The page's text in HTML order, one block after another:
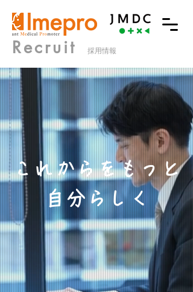
​Recruit ​採用情報
これからをもっと
自分らしく